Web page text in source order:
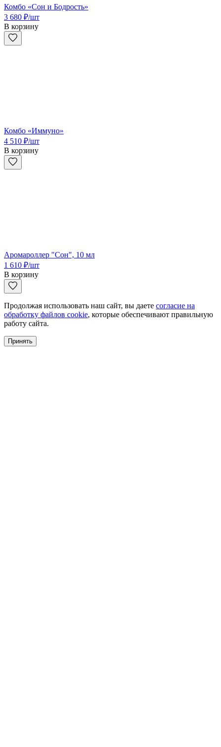
Комбо «Сон и Бодрость»
3 680 ₽/шт
В корзину
Комбо «Иммуно»
4 510 ₽/шт
В корзину
Аромароллер "Сон", 10 мл
1 610 ₽/шт
В корзину
Продолжая использовать наш сайт, вы даете согласие на
обработку файлов cookie, которые обеспечивают правильную
работу сайта.
Принять